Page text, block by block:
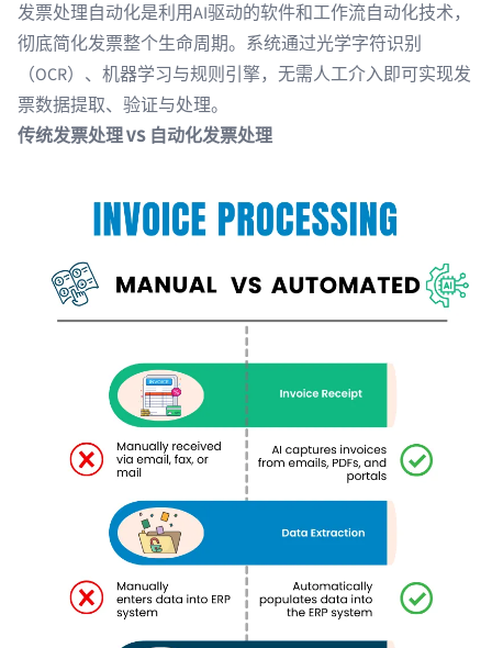
发票处理自动化是利用AI驱动的软件和工作流自动化技术，
彻底简化发票整个生命周期。系统通过光学字符识别
（OCR）、机器学习与规则引擎，无需人工介入即可实现发
票数据提取、验证与处理。
传统发票处理 VS 自动化发票处理